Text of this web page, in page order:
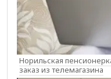
Норильская
заказ из телемагазина